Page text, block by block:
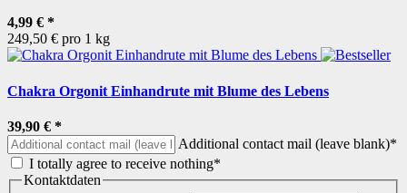
4,99 € *
249,50 € pro 1 kg
Chakra Orgonit Einhandrute mit Blume des Lebens
39,90 € *
Additional contact mail (leave blank)*
I totally agree to receive nothing*
Kontaktdaten